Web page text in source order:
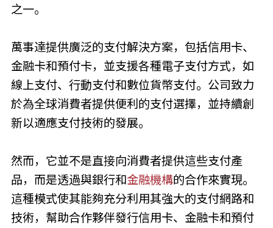
之一。
萬事達提供廣泛的支付解決方案，包括信用卡、
金融卡和預付卡，並支援各種電子支付方式，如
線上支付、行動支付和數位貨幣支付。公司致力
於為全球消費者提供便利的支付選擇，並持續創
新以適應支付技術的發展。
然而，它並不是直接向消費者提供這些支付產
品，而是透過與銀行和金融機構的合作來實現。
這種模式使其能夠充分利用其強大的支付網路和
技術，幫助合作夥伴發行信用卡、金融卡和預付